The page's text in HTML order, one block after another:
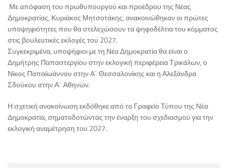
Με απόφαση του πρωθυπουργού και προέδρου της Νέας
Δημοκρατίας, Κυριάκος Μητσοτάκης, ανακοινώθηκαν οι πρώτες
υποψηφιότητες που θα στελεχώσουν τα ψηφοδέλτια του κόμματος
στις βουλευτικές εκλογές του 2027.
Συγκεκριμένα, υποψήφιοι με τη Νέα Δημοκρατία θα είναι ο
Δημήτρης Παπαστεργίουστην εκλογική περιφέρεια Τρικάλων, ο
Νίκος Παπαϊωάννουστην Α΄ Θεσσαλονίκης και ηΑλεξάνδρα
Σδούκουστην Α΄ Αθηνών.
Η σχετική ανακοίνωση εκδόθηκε από το Γραφείο Τύπου της Νέα
Δημοκρατία, σηματοδοτώντας την έναρξη του σχεδιασμού για την
εκλογική αναμέτρηση του 2027.